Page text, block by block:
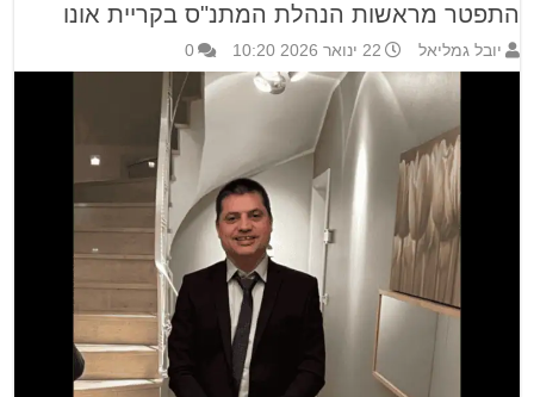
התפטר מראשות הנהלת המתנ"ס בקריית אונו
יובל גמליאל 22 ינואר 2026 10:20 0